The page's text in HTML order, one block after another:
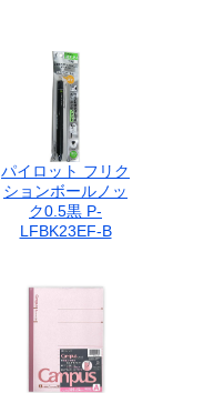
パイロット フリク
ションボールノッ
ク0.5黒 P-
LFBK23EF-B